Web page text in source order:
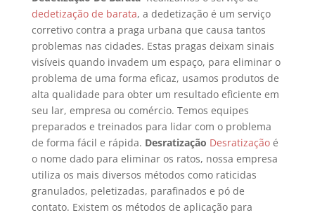
dedetização de barata, a dedetização é um serviço
corretivo contra a praga urbana que causa tantos
problemas nas cidades. Estas pragas deixam sinais
visíveis quando invadem um espaço, para eliminar o
problema de uma forma eficaz, usamos produtos de
alta qualidade para obter um resultado eficiente em
seu lar, empresa ou comércio. Temos equipes
preparados e treinados para lidar com o problema
de forma fácil e rápida. Desratização Desratização é
o nome dado para eliminar os ratos, nossa empresa
utiliza os mais diversos métodos como raticidas
granulados, peletizadas, parafinados e pó de
contato. Existem os métodos de aplicação para